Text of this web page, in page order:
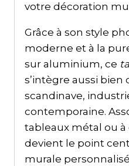
votre décoration
Grâce à son style
moderne et à la
sur aluminium, ce
s’intègre aussi bien
scandinave,
contemporaine.
tableaux métal ou à
devient le point
murale